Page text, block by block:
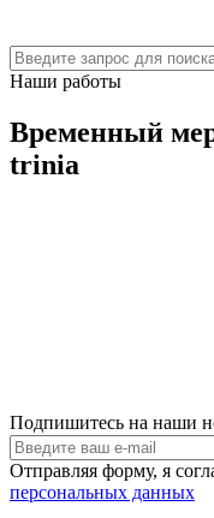
Наши работы
Временный
trinia
Подпишитесь на наши
Отправляя форму, я
персональных данных